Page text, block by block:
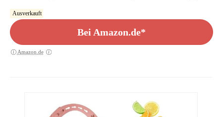
Ausverkauft
Bei Amazon.de*
Amazon.de